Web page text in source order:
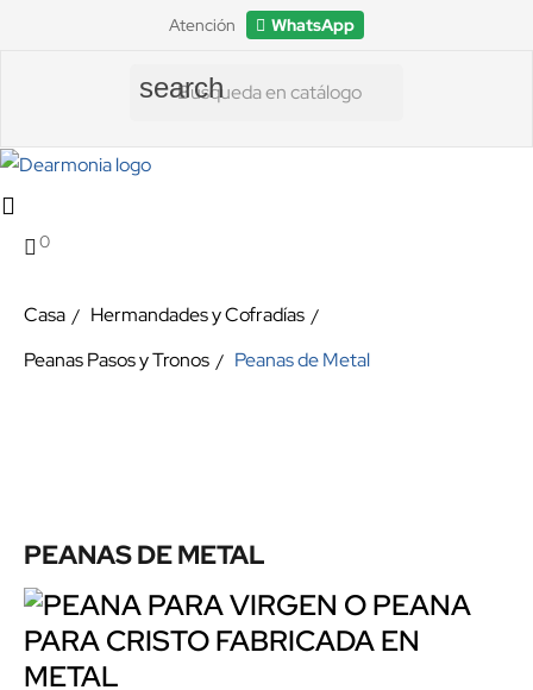
Atención WhatsApp
search
0
Casa
Hermandades y Cofradías
Peanas Pasos y Tronos
Peanas de Metal
PEANAS DE METAL